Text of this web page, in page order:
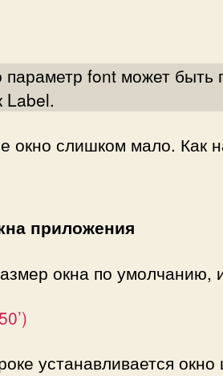
font может
Label.
окно слишком мало. Как
приложения
окна по
устанавливается